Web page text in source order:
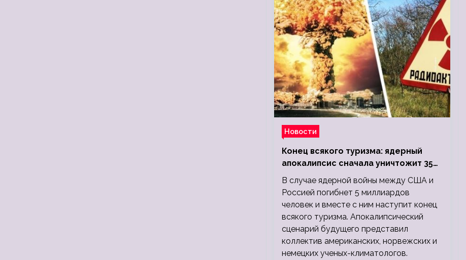
Новости
Конец всякого туризма: ядерный
апокалипсис сначала уничтожит 350
миллионов, а потом 5 миллиардов
людей
В случае ядерной войны между США и
Россией погибнет 5 миллиардов
человек и вместе с ним наступит конец
всякого туризма. Апокалипсический
сценарий будущего представил
коллектив американских, норвежских и
немецких ученых-климатологов.